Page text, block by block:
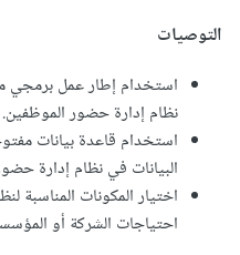
التوصيات
نظام إدارة حضور الموظفين.
البيانات في نظام إدارة
اختيار المكونات المناسبة
احتياجات الشركة أو